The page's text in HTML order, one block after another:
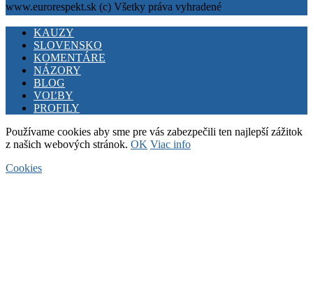
www.eurorespekt.sk (c) Všetky práva vyhradené
Facebook
Twitter
YoutubeKAUZY
SLOVENSKO
KOMENTÁRE
NÁZORY
BLOG
VOĽBY
PROFILY
Používame cookies aby sme pre vás zabezpečili ten najlepší zážitok
z našich webových stránok. OK Viac info
Cookies